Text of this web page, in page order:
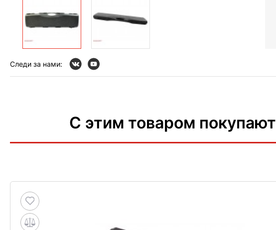
Следи за нами:
С этим товаром покупают